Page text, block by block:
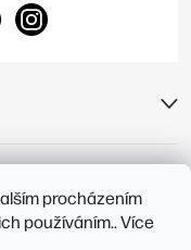
procházením
používáním.. Více